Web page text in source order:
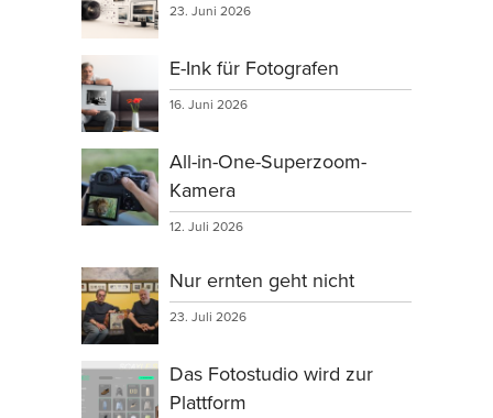
23. Juni 2026
E-Ink für Fotografen
16. Juni 2026
All-in-One-Superzoom-
Kamera
12. Juli 2026
Nur ernten geht nicht
23. Juli 2026
Das Fotostudio wird zur
Plattform